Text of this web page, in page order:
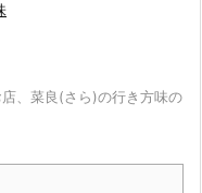
、菜良(さら)の行き方味の